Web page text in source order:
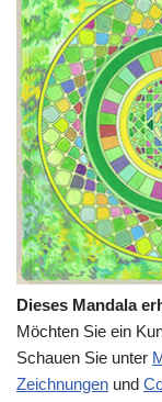
Dieses Mandala
Möchten Sie ein
Schauen Sie unter
Zeichnungen und